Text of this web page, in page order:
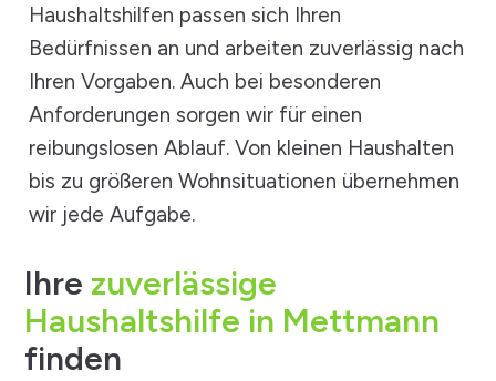
Haushaltshilfen passen sich Ihren
Bedürfnissen an und arbeiten zuverlässig nach
Ihren Vorgaben. Auch bei besonderen
Anforderungen sorgen wir für einen
reibungslosen Ablauf. Von kleinen Haushalten
bis zu größeren Wohnsituationen übernehmen
wir jede Aufgabe.
Ihre zuverlässige
Haushaltshilfe in Mettmann
finden